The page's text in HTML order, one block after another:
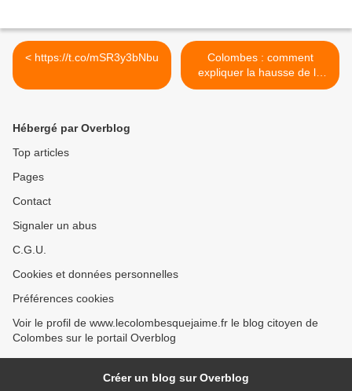
< https://t.co/mSR3y3bNbu
Colombes : comment
expliquer la hausse de la
taxe d'habitation et de la
Hébergé par Overblog
Top articles
Pages
Contact
Signaler un abus
C.G.U.
Cookies et données personnelles
Préférences cookies
Voir le profil de www.lecolombesquejaime.fr le blog citoyen de
Colombes sur le portail Overblog
Créer un blog sur Overblog